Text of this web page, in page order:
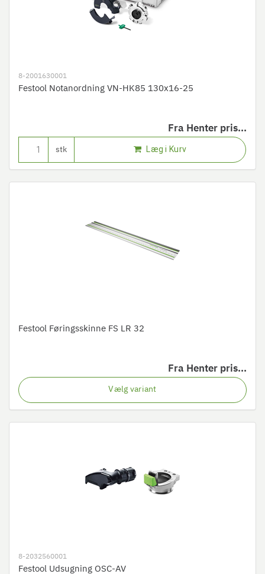
8-2001630001
Festool Notanordning VN-HK85 130x16-25
Fra Henter pris...
stk Læg i Kurv
Festool Føringsskinne FS LR 32
Fra Henter pris...
Vælg variant
8-2032560001
Festool Udsugning OSC-AV